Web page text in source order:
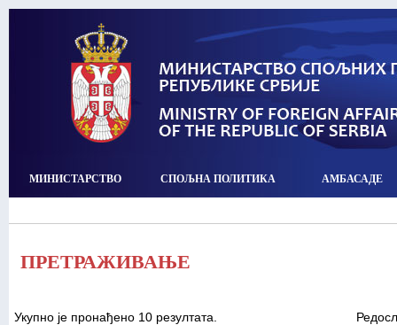
МИНИСТАРСТВО СПОЉНА ПОЛИТИКА АМБАСАДЕ
ПРЕТРАЖИВАЊЕ
Укупно је пронађено 10 резултата.